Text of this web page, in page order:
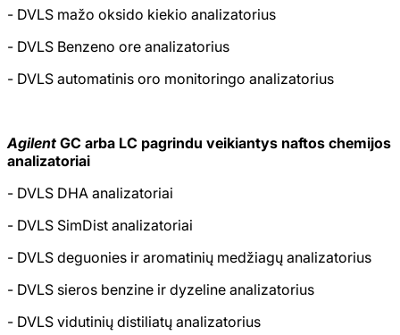
- DVLS mažo oksido kiekio analizatorius
- DVLS Benzeno ore analizatorius
- DVLS automatinis oro monitoringo analizatorius
Agilent GC arba LC pagrindu veikiantys naftos chemijos
analizatoriai
- DVLS DHA analizatoriai
- DVLS SimDist analizatoriai
- DVLS deguonies ir aromatinių medžiagų analizatorius
- DVLS sieros benzine ir dyzeline analizatorius
- DVLS vidutinių distiliatų analizatorius